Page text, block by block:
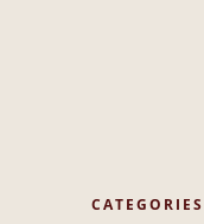
CATEGORIES